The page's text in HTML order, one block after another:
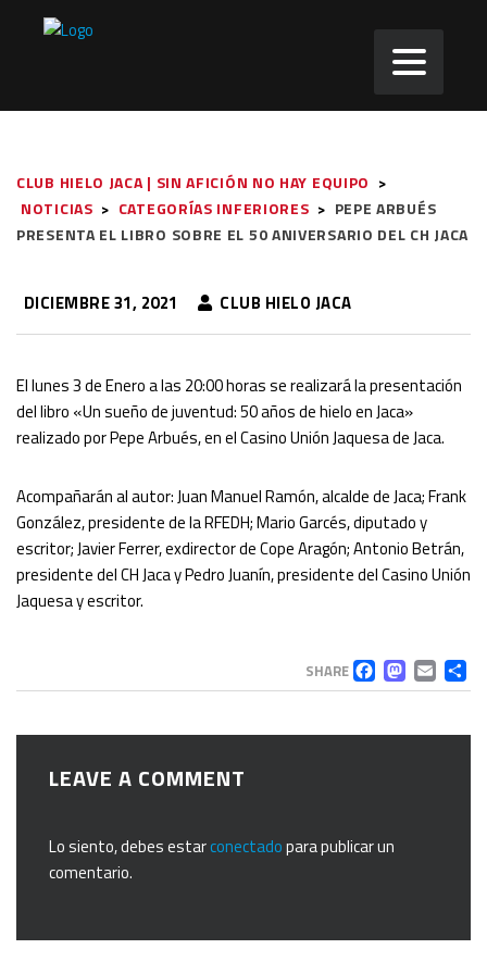
CLUB HIELO JACA | SIN AFICIÓN NO HAY EQUIPO >
NOTICIAS > CATEGORÍAS INFERIORES > PEPE ARBUÉS
PRESENTA EL LIBRO SOBRE EL 50 ANIVERSARIO DEL CH JACA
DICIEMBRE 31, 2021 CLUB HIELO JACA
El lunes 3 de Enero a las 20:00 horas se realizará la presentación
del libro «Un sueño de juventud: 50 años de hielo en Jaca»
realizado por Pepe Arbués, en el Casino Unión Jaquesa de Jaca.
Acompañarán al autor: Juan Manuel Ramón, alcalde de Jaca; Frank
González, presidente de la RFEDH; Mario Garcés, diputado y
escritor; Javier Ferrer, exdirector de Cope Aragón; Antonio Betrán,
presidente del CH Jaca y Pedro Juanín, presidente del Casino Unión
Jaquesa y escritor.
SHARE
LEAVE A COMMENT
Lo siento, debes estarconectadopara publicar un
comentario.